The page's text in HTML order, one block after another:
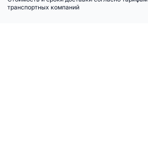
транспортных компаний